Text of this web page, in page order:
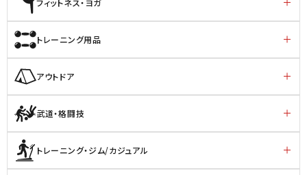
トレーニング用品
アウトドア
武道・格闘技
トレーニング・ジム/カジュアル